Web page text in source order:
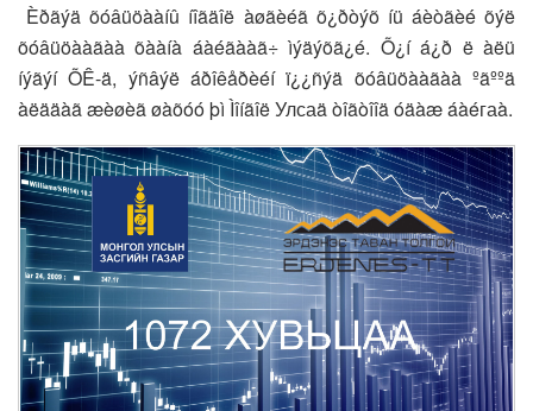
Èðãýä õóâüöààíû íîãäîë àøãèéã õ¿ðòýõ íü áèòãèé õýë
õóâüöààãàà õààíà áàéãààã÷ ìýäýõã¿é. Õ¿í á¿ð ë àëü
íýãýí ÕÊ-ä, ýñâýë áðîêåðèéí ï¿¿ñýä õóâüöààãàà ºãººä
àëääàã æèøèã øàõóó þì Ìîíãîë Улсаä òîãòîîä óäàæ áàéгаà.